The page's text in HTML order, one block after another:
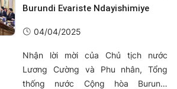
ngày 3-6/4/2025. Sáng 4/4, tại Phủ
Cường và Phu nhân đã chủ trì Lễ đón
chính thức ...
Burundi Evariste Ndayishimiye
04/04/2025
Nhận lời mời của Chủ tịch nước
Lương Cường và Phu nhân, Tổng
thống nước Cộng hòa Burundi